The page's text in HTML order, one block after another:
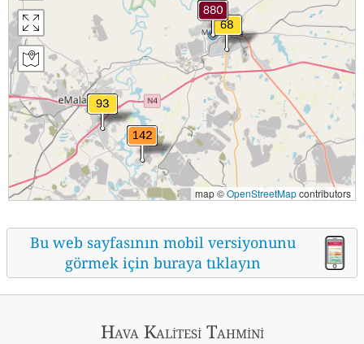
map ©OpenStreetMapcontributors
Bu web sayfasının mobil versiyonunu
görmek için buraya tıklayın
Hava Kalitesi Tahmini